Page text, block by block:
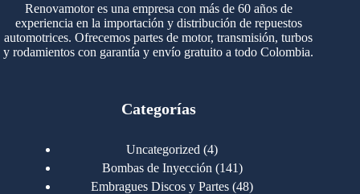
Renovamotor es una empresa con más de 60 años de
experiencia en la importación y distribución de repuestos
automotrices. Ofrecemos partes de motor, transmisión, turbos
y rodamientos con garantía y envío gratuito a todo Colombia.
Categorías
Uncategorized 44
productos
Bombas de Inyección 141141
productos
Embragues Discos y Partes 4848